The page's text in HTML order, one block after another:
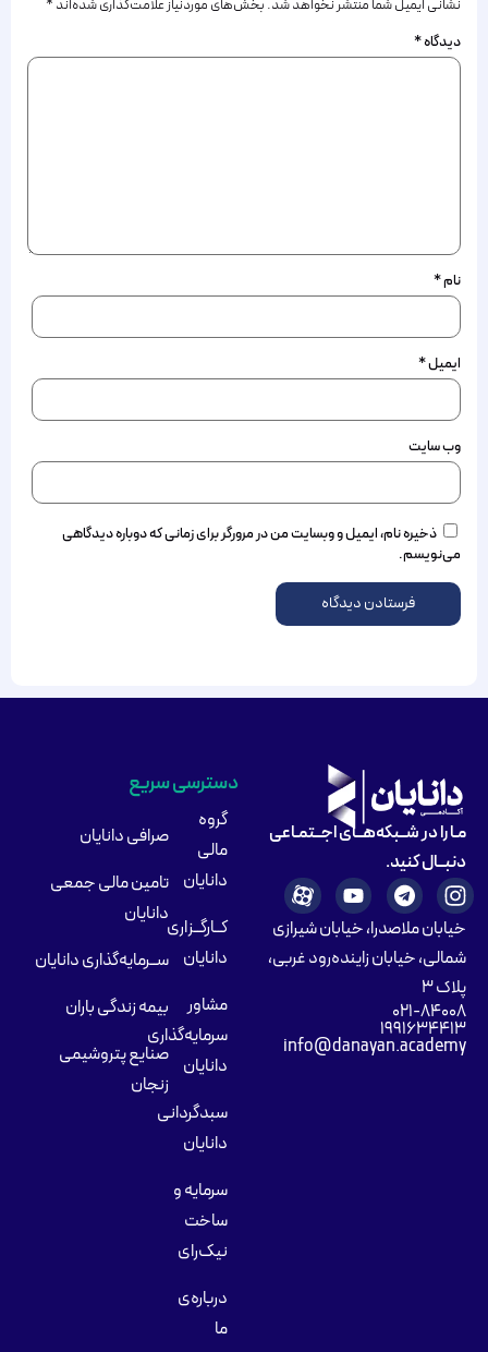
نشانی ایمیل شما منتشر نخواهد شد. بخش‌های موردنیاز علامت‌گذاری شده‌اند *
دیدگاه*
نام*
ایمیل*
وب‌ سایت
ذخیره نام، ایمیل و وبسایت من در مرورگر برای زمانی که دوباره دیدگاهی
می‌نویسم.
مـا را در شــبکه‌هــای اجــتمـاعی
دنبــال کنید.
خیابان ملاصدرا، خیابان شیرازی
شمالی، خیابان زاینده‌رود غربی،
پلاک ۳
۰۲۱-۸۴۰۰۸
۱۹۹۱۶۳۴۴۱۳
info@danayan.academy
دسترسی سریع
گروه
مالی
دانایان
کــارگــزاری
دانایان
مشاور
سرمایه‌گذاری
دانایان
سبدگردانی
دانایان
سرمایه و
ساخت
نیک‌رای
درباره‌ی
ما
صرافی دانایان
تامین مالی جمعی
دانایان
ســرمایه‌گذاری دانایان
بیمه زندگی باران
صنایع پتروشیمی
زنجان